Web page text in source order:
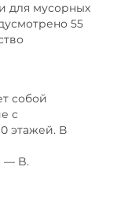
для мусорных
55
собой
с
этажей. В
— B.